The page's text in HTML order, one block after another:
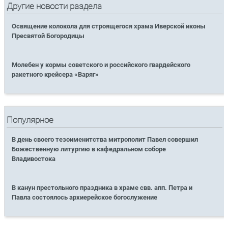
Другие новости раздела
Освящение колокола для строящегося храма Иверской иконы
Пресвятой Богородицы
Молебен у кормы советского и российского гвардейского
ракетного крейсера «Варяг»
Популярное
В день своего тезоименитства митрополит Павел совершил
Божественную литургию в кафедральном соборе
Владивостока
В канун престольного праздника в храме свв. апп. Петра и
Павла состоялось архиерейское богослужение